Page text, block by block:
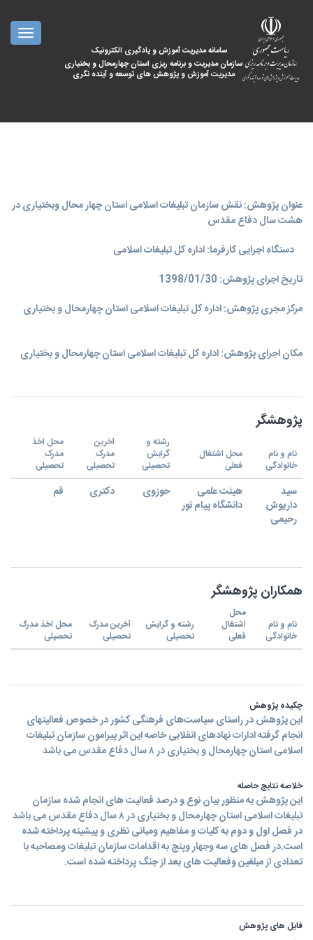
سامانه مدیریت آموزش و یادگیری الکترونیک
سازمان مدیریت و برنامه ریزی استان چهارمحال و بختیاری
مدیریت آموزش و پژوهش های توسعه و آینده نگری
عنوان پژوهش: نقش سازمان تبلیغات اسلامی استان چهار محال وبختیاری در
هشت سال دفاع مقدس
دستگاه اجرایی کارفرما: اداره کل تبلیغات اسلامی
تاریخ اجرای پژوهش: 1398/01/30
مرکز مجری پژوهش: اداره کل تبلیغات اسلامی استان چهارمحال و بختیاری
مکان اجرای پژوهش: اداره کل تبلیغات اسلامی استان چهارمحال و بختیاری
پژوهشگر
نام و نام
خانوادگی
محل اشتغال
فعلی
رشته و
گرایش
تحصیلی
آخرین
مدرک
تحصیلی
محل اخذ
مدرک
تحصیلی
سید
داریوش
رحیمی
هیئت علمی
دانشگاه پیام نور
حوزوی دکتری قم
همکاران پژوهشگر
نام و نام
خانوادگی
محل
اشتغال
فعلی
رشته و گرایش
تحصیلی
آخرین مدرک
تحصیلی
محل اخذ مدرک
تحصیلی
چکیده پژوهش
این پژوهش در راستای سیاست‌های فرهنگی کشور در خصوص فعالیتهای
انجام گرفته ادارات نهادهای انقلابی خاصه این اثر پیرامون سازمان تبلیغات
اسلامی استان چهارمحال و بختیاری در ۸ سال دفاع مقدس می باشد
خلاصه نتایج حاصله
این پژوهش به منظور بیان نوع و درصد فعالیت های انجام شده سازمان
تبلیغات اسلامی استان چهارمحال و بختیاری در ۸ سال دفاع مقدس می باشد
در فصل اول و دوم به کلیات و مفاهیم ومبانی نظری و پیشینه پرداخته شده
است.در فصل های سه وجهار وپنج به اقدامات سازمان تبلیغات ومصاحبه با
تعدادی از مبلغین وفعالیت های بعد از جنگ پرداخته شده است.
فایل های پژوهش